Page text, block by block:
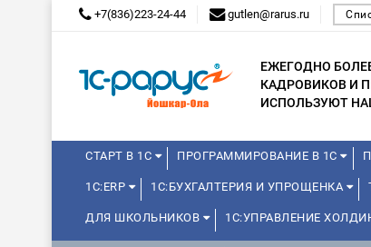
+7(836)223-24-44 gutlen@rarus.ru
ЕЖЕГОДНО
КАДРОВИКОВ И
ИСПОЛЬЗУЮТ
СТАРТ В 1С ПРОГРАММИРОВАНИЕ В 1С
1С:ERP 1С:БУХГАЛТЕРИЯ И УПРОЩЕНКА
ДЛЯ ШКОЛЬНИКОВ 1С:УПРАВЛЕНИЕ